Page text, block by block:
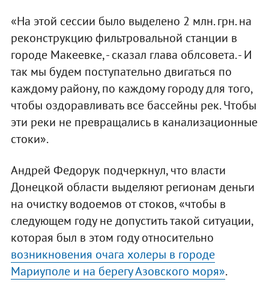
«На этой сессии было выделено 2 млн. грн. на
реконструкцию фильтровальной станции в
городе Макеевке, - сказал глава облсовета. - И
так мы будем поступательно двигаться по
каждому району, по каждому городу для того,
чтобы оздоравливать все бассейны рек. Чтобы
эти реки не превращались в канализационные
стоки».
Андрей Федорук подчеркнул, что власти
Донецкой области выделяют регионам деньги
на очистку водоемов от стоков, «чтобы в
следующем году не допустить такой ситуации,
которая был в этом году относительно
возникновения очага холеры в городе
Мариуполе и на берегу Азовского моря».